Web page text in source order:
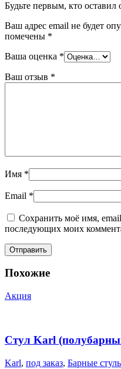
Будьте первым, кто
Ваш адрес email не будет
помечены *
Ваша оценка *
Ваш отзыв *
Имя *
Email *
Сохранить моё имя, email
последующих моих
Похожие
Акция
Стул Karl
Karl, под заказ, Барные